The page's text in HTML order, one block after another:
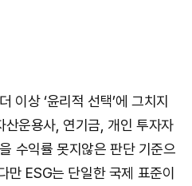
이상 ‘윤리적 선택’에 그치지
산운용사, 연기금, 개인 투자자
수익률 못지않은 판단 기준으
만 ESG는 단일한 국제 표준이